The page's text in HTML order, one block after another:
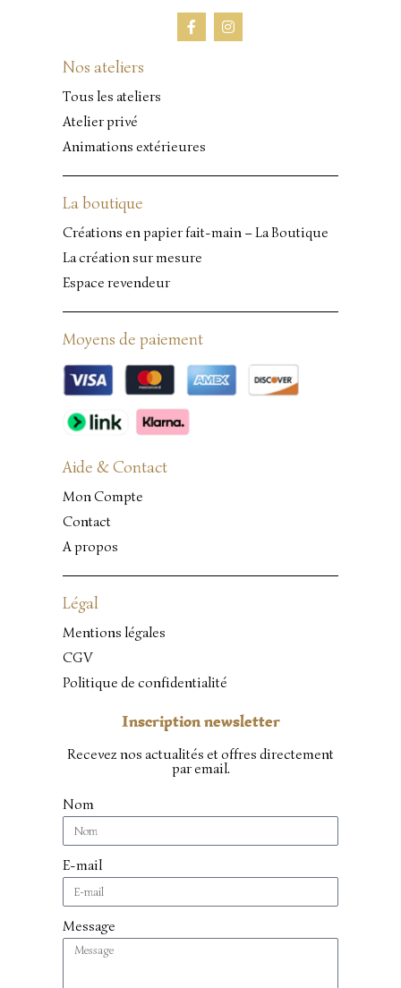
Nos ateliers
Tous les ateliers
Atelier privé
Animations extérieures
La boutique
Créations en papier fait-main – La Boutique
La création sur mesure
Espace revendeur
Moyens de paiement
Aide & Contact
Mon Compte
Contact
A propos
Légal
Mentions légales
CGV
Politique de confidentialité
Inscription newsletter
Recevez nos actualités et offres directement
par email.
Nom
E-mail
Message